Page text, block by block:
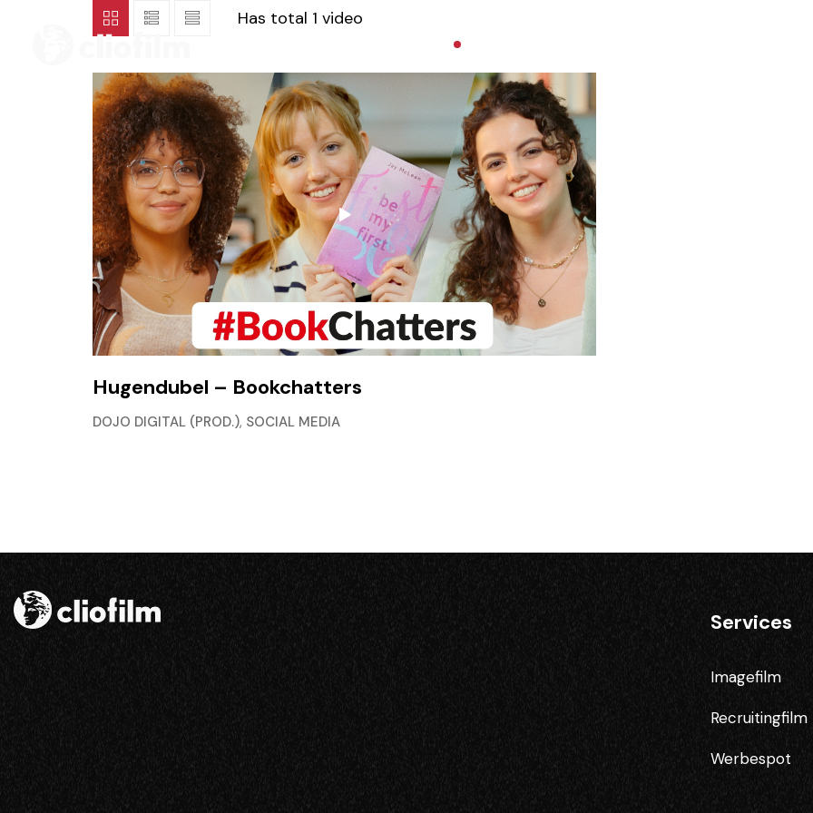
Has total 1 video
Hugendubel – Bookchatters
DOJO DIGITAL (PROD.), SOCIAL MEDIA
Services
Imagefilm
Recruitingfilm
Werbespot